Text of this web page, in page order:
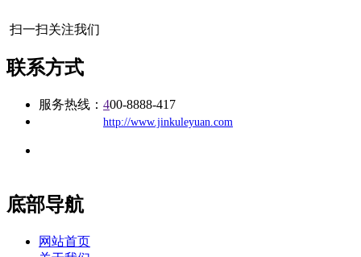
扫一扫关注我们
联系方式
服务热线： 400-8888-417
http://www.jinkuleyuan.com
底部导航
网站首页